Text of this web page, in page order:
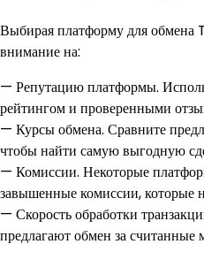
Выбирая платформу для
внимание на:
— Репутацию платформы.
рейтингом и проверенными
— Курсы обмена. Сравните
чтобы найти самую выгодную
— Комиссии. Некоторые
завышенные комиссии, которые
— Скорость обработки
предлагают обмен за считанные